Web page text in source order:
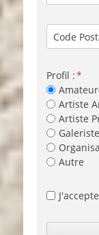
Code
Profil :
Artiste
Artiste
Galeriste
Autre